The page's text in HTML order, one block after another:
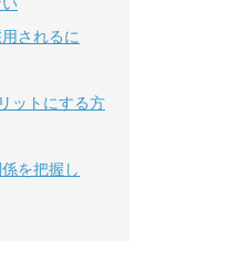
されるに
ットにする方
を把握し